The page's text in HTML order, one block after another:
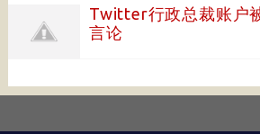
Twitter行政总裁账户
言论